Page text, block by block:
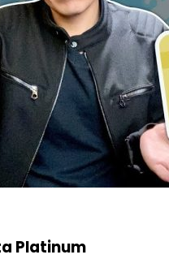
Platinum